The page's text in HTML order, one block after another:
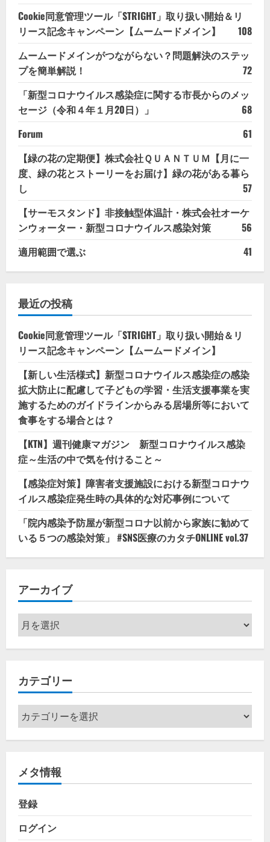
Cookie同意管理ツール「STRIGHT」取り扱い開始＆リ
リース記念キャンペーン【ムームードメイン】
108
ムームードメインがつながらない？問題解決のステッ
プを簡単解説！
72
「新型コロナウイルス感染症に関する市長からのメッ
セージ（令和４年１月20日）」
68
Forum
61
【緑の花の定期便】株式会社ＱＵＡＮＴＵＭ【月に一
度、緑の花とストーリーをお届け】緑の花がある暮ら
し
57
【サーモスタンド】非接触型体温計・株式会社オーケ
ンウォーター・新型コロナウイルス感染対策
56
適用範囲で選ぶ
41
最近の投稿
Cookie同意管理ツール「STRIGHT」取り扱い開始＆リ
リース記念キャンペーン【ムームードメイン】
【新しい生活様式】新型コロナウイルス感染症の感染
拡大防止に配慮して子どもの学習・生活支援事業を実
施するためのガイドラインからみる居場所等において
食事をする場合とは？
【KTN】週刊健康マガジン 新型コロナウイルス感染
症～生活の中で気を付けること～
【感染症対策】障害者支援施設における新型コロナウ
イルス感染症発生時の具体的な対応事例について
「院内感染予防屋が新型コロナ以前から家族に勧めて
いる５つの感染対策」 #SNS医療のカタチONLINE vol.37
アーカイブ
ア
ー
カ
ブ
カテゴリー
カ
テ
ゴ
ー
メタ情報
登録
ログイン